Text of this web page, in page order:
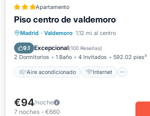
Apartamento
Piso centro de valdemoro
Madrid · Valdemoro 1.12 mi al centro
9.1 Excepcional(100 Reseñas)
2 Dormitorios 1 Baño 4 Invitados 592.02 pies²
Aire acondicionado Internet
Aire acondicionado
Apto para niños
€94/noche
7 noches - €660